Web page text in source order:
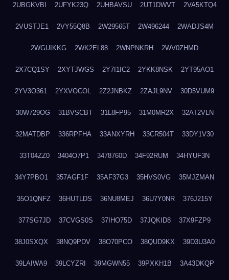
2UBGKVBI 2UFYK23Q 2UHBAVSU 2UT1DWVT 2VA5KTQ4
2VUSTJE1 2VY55Q8B 2W29565T 2W496244 2WADJS4M
2WGUIKKG 2WK2EL88 2WNPNKRH 2WV0ZHMD
2X7CQ1SY 2XYTJWGS 2Y7I1IC2 2YKK8NSK 2YT95AO1
2YV3O361 2YXVOCOL 2Z2JNBKZ 2ZAJL9NV 30D5VUM9
30W729OG 31BVSCBT 31L8FP95 31M0MR2X 32AT2VLN
32MATDBP 336RPFHA 33ANXYRH 33CR504T 33DY1V30
33T04ZZ0 3404O7P1 3478760D 34F92RUM 34HYUF3N
34Y7PBO1 357AGF1F 35AF37G3 35HVS0VG 35MJZMAN
35O1QNFZ 36HUTLDS 36NU8MEJ 36U7Y0NR 376J215Y
377SG7JD 37CVGS0S 37IHO75D 37JQKID8 37X9FZP9
38J0SXQX 38NQ9PDV 38O70PCO 38QUD9KX 39D3U3A0
39LAIWA9 39LCYZRI 39MGWN55 39PXKH1B 3A43DKQP